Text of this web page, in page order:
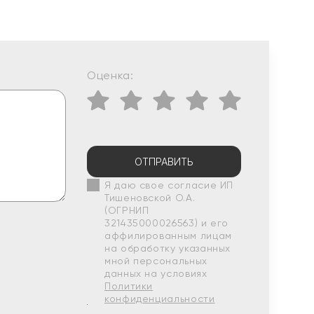
Оценка:
ОТПРАВИТЬ
Я даю свое согласие ИП
Тишеновской О.А.
(ОГРНИП
321435000026563) и его
аффилированным лицам
на обработку указанных
мной персональных
данных на условиях
Политики
конфиденциальности